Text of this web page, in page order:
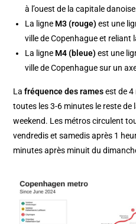
à l’ouest de la capitale
La ligne M3 (rouge) est une
ville de Copenhague et reliant
La ligne M4 (bleue) est une
ville de Copenhague sur un
Lafréquence des ramesest de 4
toutes les 3-6 minutes le reste de
weekend. Les métros circulent
vendredis et samedis après 1
minutes après minuit du